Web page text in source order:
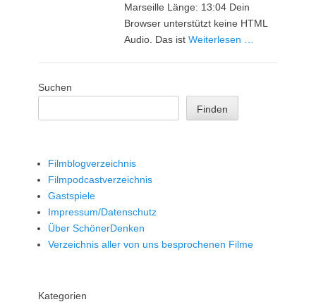
Marseille Länge: 13:04 Dein
Browser unterstützt keine HTML
Audio. Das istWeiterlesen …
Suchen
Finden
Filmblogverzeichnis
Filmpodcastverzeichnis
Gastspiele
Impressum/Datenschutz
Über SchönerDenken
Verzeichnis aller von uns besprochenen Filme
Kategorien